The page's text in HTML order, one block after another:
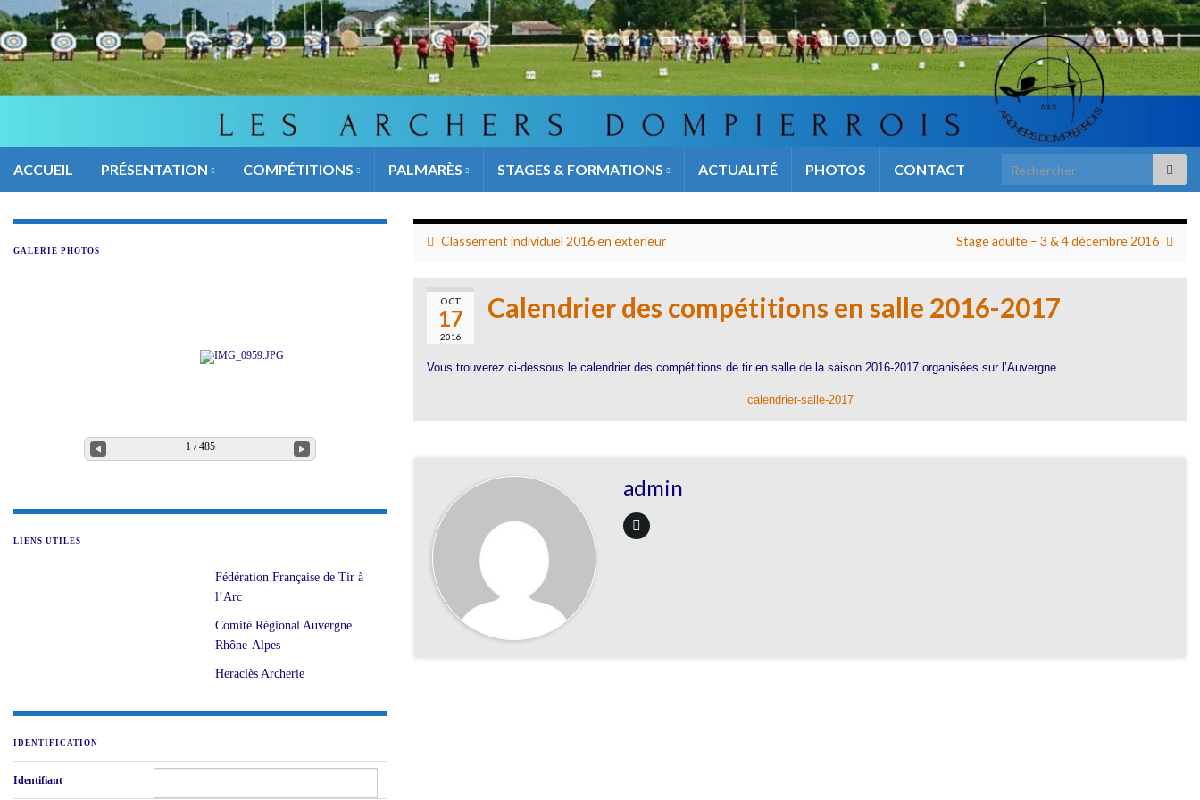
ACCUEIL PRÉSENTATION COMPÉTITIONS PALMARÈS STAGES & FORMATIONS ACTUALITÉ PHOTOS CONTACT Search for:
Classement individuel 2016 en extérieur Stage adulte – 3 & 4 décembre 2016
OCT
17
2016
Calendrier des compétitions en salle 2016-2017
Vous trouverez ci-dessous le calendrier des compétitions de tir en salle de la saison 2016-2017 organisées sur l’Auvergne.
calendrier-salle-2017
admin
GALERIE PHOTOS
1 / 485
LIENS UTILES
Fédération Française de Tir à
l’Arc
Comité Régional Auvergne
Rhône-Alpes
Heraclès Archerie
IDENTIFICATION
Identifiant